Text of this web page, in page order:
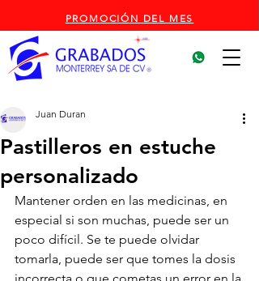
PROMOCIÓN DEL MES
Pastilleros en estuche
personalizado
Juan Duran
Mantener orden en las medicinas, en
especial si son muchas, puede ser un
poco difícil. Se te puede olvidar
tomarla, puede ser que tomes la dosis